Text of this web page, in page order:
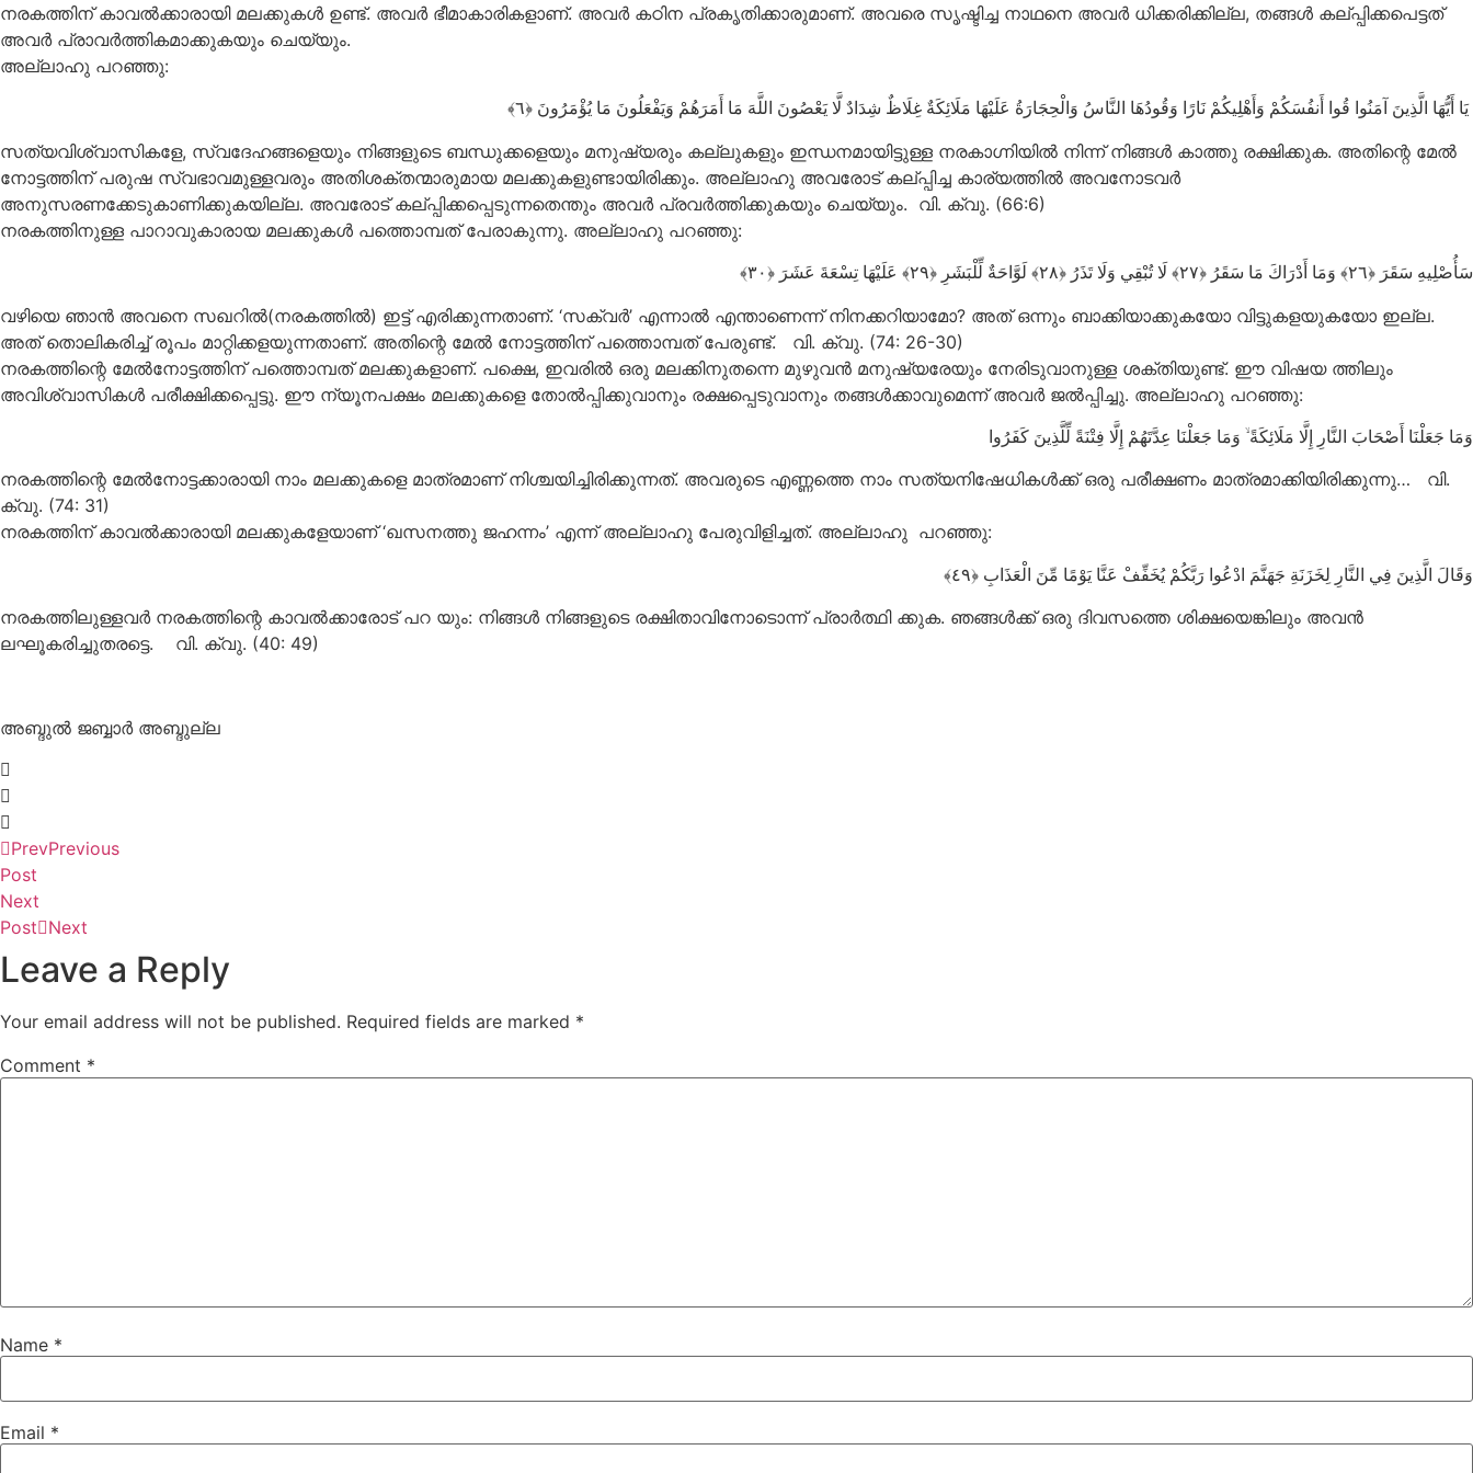
നരകത്തിന് കാവൽക്കാരായി മലക്കുകൾ ഉണ്ട്. അവർ ഭീമാകാരികളാണ്. അവർ കഠിന പ്രകൃതിക്കാരുമാണ്. അവരെ സൃഷ്ടിച്ച നാഥനെ അവർ ധിക്കരിക്കില്ല, തങ്ങൾ കല്പ്പിക്കപെട്ടത്
അവർ പ്രാവർത്തികമാക്കുകയും ചെയ്യും.
അല്ലാഹു പറഞ്ഞു:
يَا أَيُّهَا الَّذِينَ آمَنُوا قُوا أَنفُسَكُمْ وَأَهْلِيكُمْ نَارًا وَقُودُهَا النَّاسُ وَالْحِجَارَةُ عَلَيْهَا مَلَائِكَةٌ غِلَاظٌ شِدَادٌ لَّا يَعْصُونَ اللَّهَ مَا أَمَرَهُمْ وَيَفْعَلُونَ مَا يُؤْمَرُونَ
സത്യവിശ്വാസികളേ, സ്വദേഹങ്ങളെയും നിങ്ങളുടെ ബന്ധുക്കളെയും മനുഷ്യരും കല്ലുകളും ഇന്ധനമായിട്ടുള്ള നരകാഗ്നിയിൽ നിന്ന് നിങ്ങൾ കാത്തു രക്ഷിക്കുക. അതിന്റെ മേൽ
നോട്ടത്തിന് പരുഷ സ്വഭാവമുള്ളവരും അതിശക്തന്മാരുമായ മലക്കുകളുണ്ടായിരിക്കും. അല്ലാഹു അവരോട് കല്പ്പിച്ച കാര്യത്തിൽ അവനോടവർ
അനുസരണക്കേടുകാണിക്കുകയില്ല. അവരോട് കല്പ്പിക്കപ്പെടുന്നതെന്തും അവർ പ്രവർത്തിക്കുകയും ചെയ്യും. വി. ക്വു. (66:6)
നരകത്തിനുള്ള പാറാവുകാരായ മലക്കുകൾ പത്തൊമ്പത് പേരാകുന്നു. അല്ലാഹു പറഞ്ഞു:
سَأُصْلِيهِ سَقَرَ وَمَا أَدْرَاكَ مَا سَقَرُ لَا تُبْقِي وَلَا تَذَرُ لَوَّاحَةٌ لِّلْبَشَرِ عَلَيْهَا تِسْعَةَ عَشَرَ
വഴിയെ ഞാൻ അവനെ സഖറിൽ(നരകത്തിൽ) ഇട്ട് എരിക്കുന്നതാണ്. ‘സക്വർ’ എന്നാൽ എന്താണെന്ന് നിനക്കറിയാമോ? അത് ഒന്നും ബാക്കിയാക്കുകയോ വിട്ടുകളയുകയോ ഇല്ല.
അത് തൊലികരിച്ച് രൂപം മാറ്റിക്കളയുന്നതാണ്. അതിന്റെ മേൽ നോട്ടത്തിന് പത്തൊമ്പത് പേരുണ്ട്. വി. ക്വു. (74: 26-30)
നരകത്തിന്റെ മേൽനോട്ടത്തിന് പത്തൊമ്പത് മലക്കുകളാണ്. പക്ഷെ, ഇവരിൽ ഒരു മലക്കിനുതന്നെ മുഴുവൻ മനുഷ്യരേയും നേരിടുവാനുള്ള ശക്തിയുണ്ട്. ഈ വിഷയ ത്തിലും
അവിശ്വാസികൾ പരീക്ഷിക്കപ്പെട്ടു. ഈ ന്യൂനപക്ഷം മലക്കുകളെ തോൽപ്പിക്കുവാനും രക്ഷപ്പെടുവാനും തങ്ങൾക്കാവുമെന്ന് അവർ ജൽപ്പിച്ചു. അല്ലാഹു പറഞ്ഞു:
وَمَا جَعَلْنَا أَصْحَابَ النَّارِ إِلَّا مَلَائِكَةًۙ وَمَا جَعَلْنَا عِدَّتَهُمْ إِلَّا فِتْنَةً لِّلَّذِينَ كَفَرُوا
നരകത്തിന്റെ മേൽനോട്ടക്കാരായി നാം മലക്കുകളെ മാത്രമാണ് നിശ്ചയിച്ചിരിക്കുന്നത്. അവരുടെ എണ്ണത്തെ നാം സത്യനിഷേധികൾക്ക് ഒരു പരീക്ഷണം മാത്രമാക്കിയിരിക്കുന്നു… വി.
ക്വു. (74: 31)
നരകത്തിന് കാവൽക്കാരായി മലക്കുകളേയാണ് ‘ഖസനത്തു ജഹന്നം’ എന്ന് അല്ലാഹു പേരുവിളിച്ചത്. അല്ലാഹു പറഞ്ഞു:
وَقَالَ الَّذِينَ فِي النَّارِ لِخَزَنَةِ جَهَنَّمَ ادْعُوا رَبَّكُمْ يُخَفِّفْ عَنَّا يَوْمًا مِّنَ الْعَذَابِ
നരകത്തിലുള്ളവർ നരകത്തിന്റെ കാവൽക്കാരോട് പറ യും: നിങ്ങൾ നിങ്ങളുടെ രക്ഷിതാവിനോടൊന്ന് പ്രാർത്ഥി ക്കുക. ഞങ്ങൾക്ക് ഒരു ദിവസത്തെ ശിക്ഷയെങ്കിലും അവൻ
ലഘൂകരിച്ചുതരട്ടെ. വി. ക്വു. (40: 49)
അബ്ദുൽ ജബ്ബാർ അബ്ദുല്ല
PrevPrevious
Post
Next
Post Next
Leave a Reply
Your email address will not be published. Required fields are marked *
Comment *
Name *
Email *